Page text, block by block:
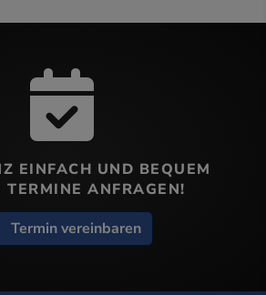
EINFACH UND BEQUEM
TERMINE ANFRAGEN!
Termin vereinbaren